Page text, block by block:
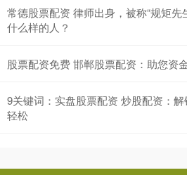
常德股票配资 律师出身，被称“规矩先
什么样的人？
股票配资免费 邯郸股票配资：助您资
9关键词：实盘股票配资 炒股配资：
轻松